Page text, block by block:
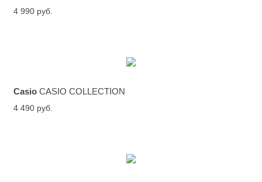
4 990 руб.
Casio CASIO COLLECTION
4 490 руб.